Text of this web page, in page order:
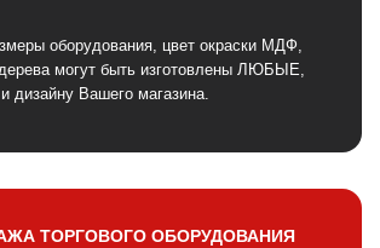
оборудования, цвет окраски МДФ,
дерева могут быть изготовлены ЛЮБЫЕ,
дизайну Вашего магазина.
ТОРГОВОГО ОБОРУДОВАНИЯ